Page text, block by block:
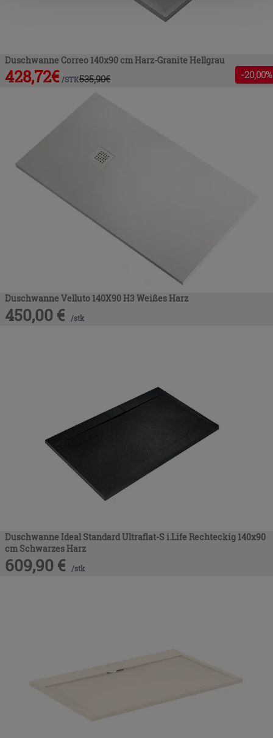
nach der Installation der technischen Cookies fortsetzen.
Duschwanne Correo 140x90 cm Harz-Granite Hellgrau
428,72€ /STK535,90€ -20,00%
Duschwanne Velluto 140X90 H3 Weißes Harz
450,00 € /stk
Duschwanne Ideal Standard Ultraflat-S i.Life Rechteckig 140x90
cm Schwarzes Harz
609,90 € /stk